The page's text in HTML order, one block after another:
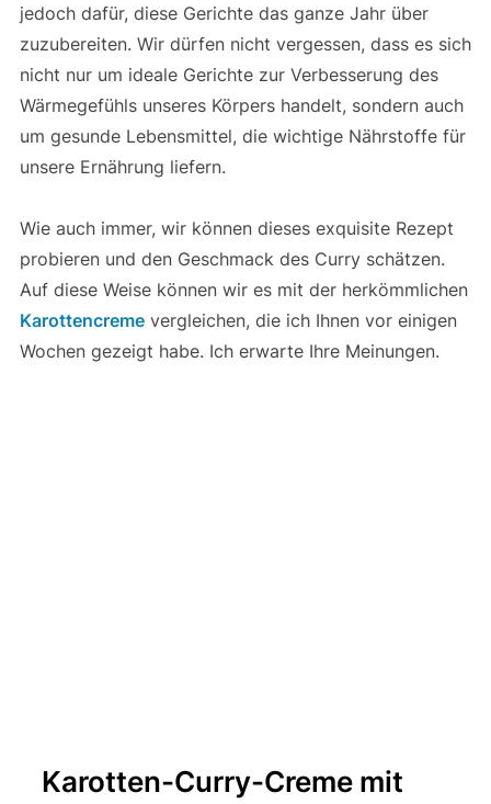
jedoch dafür, diese Gerichte das ganze Jahr über
zuzubereiten. Wir dürfen nicht vergessen, dass es sich
nicht nur um ideale Gerichte zur Verbesserung des
Wärmegefühls unseres Körpers handelt, sondern auch
um gesunde Lebensmittel, die wichtige Nährstoffe für
unsere Ernährung liefern.
Wie auch immer, wir können dieses exquisite Rezept
probieren und den Geschmack des Curry schätzen.
Auf diese Weise können wir es mit der herkömmlichen
Karottencremevergleichen, die ich Ihnen vor einigen
Wochen gezeigt habe. Ich erwarte Ihre Meinungen.
Karotten-Curry-Creme mit